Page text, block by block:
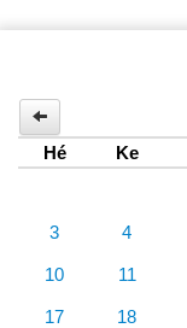
Hé
Ke
3 4
10 11
17 18